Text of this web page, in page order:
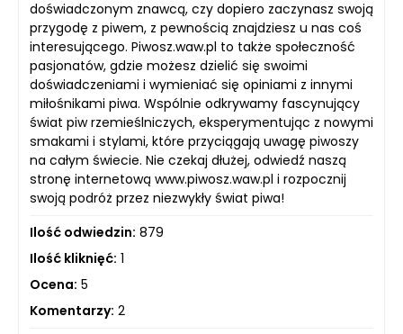
doświadczonym znawcą, czy dopiero zaczynasz swoją
przygodę z piwem, z pewnością znajdziesz u nas coś
interesującego. Piwosz.waw.pl to także społeczność
pasjonatów, gdzie możesz dzielić się swoimi
doświadczeniami i wymieniać się opiniami z innymi
miłośnikami piwa. Wspólnie odkrywamy fascynujący
świat piw rzemieślniczych, eksperymentując z nowymi
smakami i stylami, które przyciągają uwagę piwoszy
na całym świecie. Nie czekaj dłużej, odwiedź naszą
stronę internetową www.piwosz.waw.pl i rozpocznij
swoją podróż przez niezwykły świat piwa!
Ilość odwiedzin: 879
Ilość kliknięć: 1
Ocena: 5
Komentarzy: 2